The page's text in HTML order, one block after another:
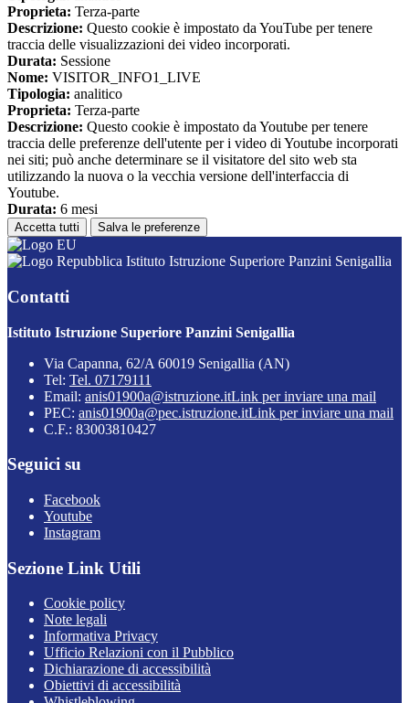
Proprieta: Terza-parte
Descrizione: Questo cookie è impostato da YouTube per tenere
traccia delle visualizzazioni dei video incorporati.
Durata: Sessione
Nome: VISITOR_INFO1_LIVE
Tipologia: analitico
Proprieta: Terza-parte
Descrizione: Questo cookie è impostato da Youtube per tenere
traccia delle preferenze dell'utente per i video di Youtube incorporati
nei siti; può anche determinare se il visitatore del sito web sta
utilizzando la nuova o la vecchia versione dell'interfaccia di
Youtube.
Durata: 6 mesi
Accetta tutti Salva le preferenze
Istituto Istruzione Superiore Panzini Senigallia
Contatti
Istituto Istruzione Superiore Panzini Senigallia
Via Capanna, 62/A 60019 Senigallia (AN)
Tel: Tel. 07179111
Email: anis01900a@istruzione.itLink per inviare una mail
PEC: anis01900a@pec.istruzione.itLink per inviare una mail
C.F.: 83003810427
Seguici su
Facebook
Youtube
Instagram
Sezione Link Utili
Cookie policy
Note legali
Informativa Privacy
Ufficio Relazioni con il Pubblico
Dichiarazione di accessibilità
Obiettivi di accessibilità